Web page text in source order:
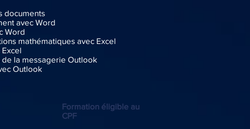
documents
avec Word
Word
mathématiques avec Excel
la messagerie Outlook
Outlook
Formation éligible au
CPF